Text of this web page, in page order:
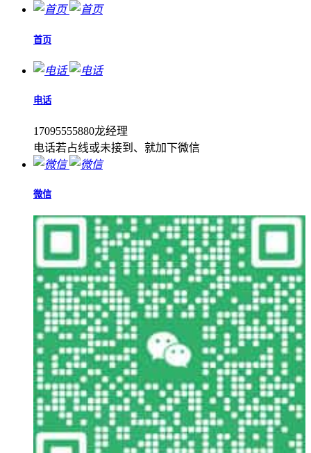
首页
电话
17095555880龙经理
电话若占线或未接到、就加下微信
微信